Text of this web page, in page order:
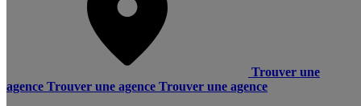
Trouver une
agence Trouver une agence Trouver une agence